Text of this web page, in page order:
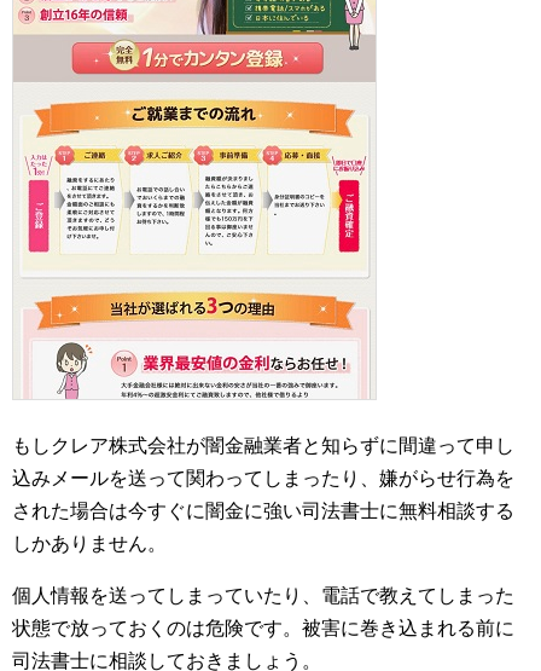
もしクレア株式会社が闇金融業者と知らずに間違って申し
込みメールを送って関わってしまったり、嫌がらせ行為を
された場合は今すぐに闇金に強い司法書士に無料相談する
しかありません。
個人情報を送ってしまっていたり、電話で教えてしまった
状態で放っておくのは危険です。被害に巻き込まれる前に
司法書士に相談しておきましょう。